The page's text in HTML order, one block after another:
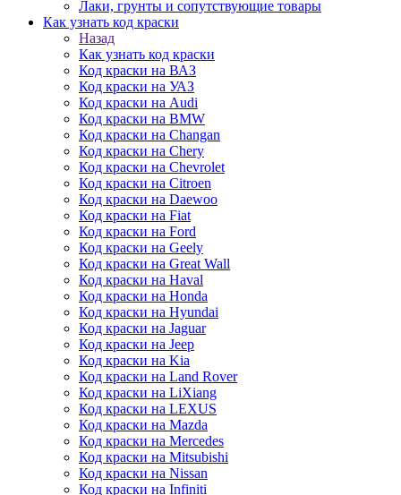
Лаки, грунты и сопутствующие товары
Как узнать код краски
Назад
Как узнать код краски
Код краски на ВАЗ
Код краски на УАЗ
Код краски на Audi
Код краски на BMW
Код краски на Changan
Код краски на Chery
Код краски на Chevrolet
Код краски на Citroen
Код краски на Daewoo
Код краски на Fiat
Код краски на Ford
Код краски на Geely
Код краски на Great Wall
Код краски на Haval
Код краски на Honda
Код краски на Hyundai
Код краски на Jaguar
Код краски на Jeep
Код краски на Kia
Код краски на Land Rover
Код краски на LiXiang
Код краски на LEXUS
Код краски на Mazda
Код краски на Mercedes
Код краски на Mitsubishi
Код краски на Nissan
Код краски на Infiniti